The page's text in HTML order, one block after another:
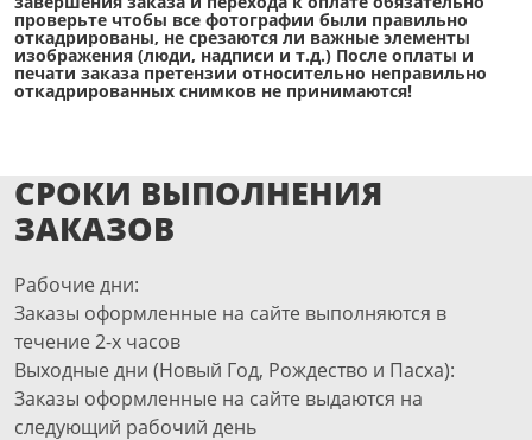
проверьте чтобы все фотографии были правильно
откадрированы, не срезаются ли важные элементы
изображения (люди, надписи и т.д.) После оплаты и
печати заказа претензии относительно неправильно
откадрированных снимков не принимаются!
СРОКИ ВЫПОЛНЕНИЯ
ЗАКАЗОВ
Рабочие дни:
Заказы оформленные на сайте выполняются в
течение 2-х часов
Выходные дни (Новый Год, Рождество и Пасха):
Заказы оформленные на сайте выдаются на
следующий рабочий день